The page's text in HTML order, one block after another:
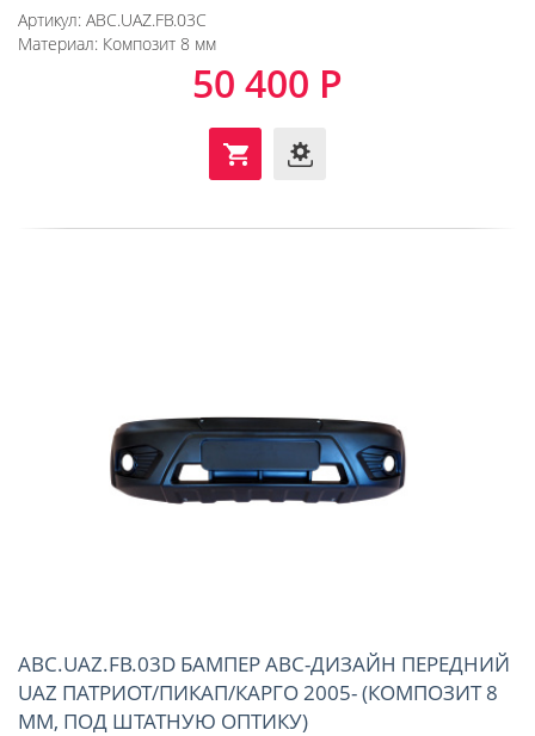
Артикул: ABC.UAZ.FB.03C
Материал: Композит 8 мм
50 400 Р
ABC.UAZ.FB.03D БАМПЕР АВС-ДИЗАЙН ПЕРЕДНИЙ
UAZ ПАТРИОТ/ПИКАП/КАРГО 2005- (КОМПОЗИТ 8
ММ, ПОД ШТАТНУЮ ОПТИКУ)